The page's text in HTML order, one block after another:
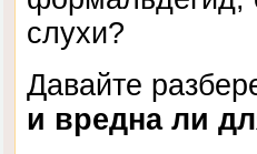
слухи?
Давайте
и вредна ли